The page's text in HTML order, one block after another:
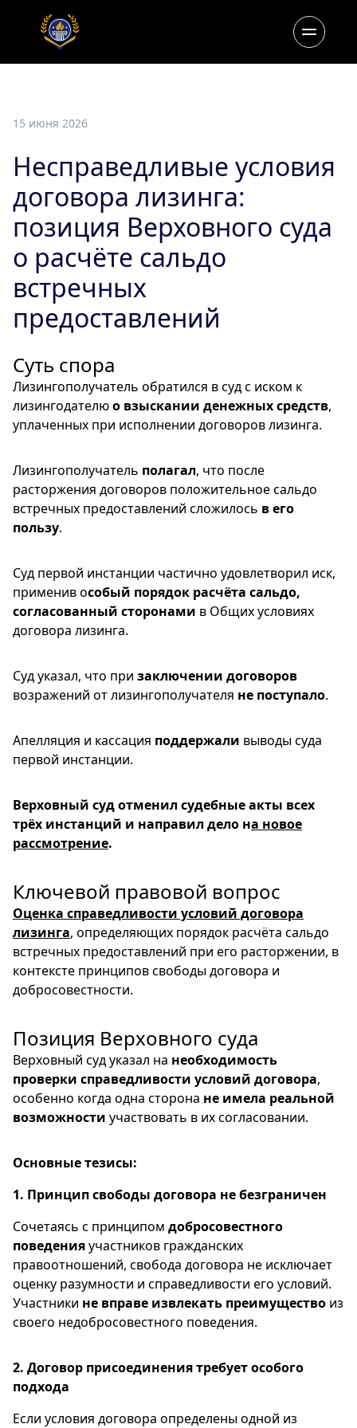
15 июня 2026
Несправедливые условия
договора лизинга:
позиция Верховного суда
о расчёте сальдо
встречных
предоставлений
Суть спора
Лизингополучатель обратился в суд с иском к
лизингодателюо взыскании денежных средств,
уплаченных при исполнении договоров лизинга.
Лизингополучатель полагал, что после
расторжения договоров положительное сальдо
встречных предоставлений сложилось в его
пользу.
Суд первой инстанции частично удовлетворил иск,
применив особый порядок расчёта сальдо,
согласованный сторонами в Общих условиях
договора лизинга.
Суд указал, что при заключении договоров
возражений от лизингополучателя не поступало.
Апелляция и кассация поддержали выводы суда
первой инстанции.
Верховный суд отменил судебные акты всех
трёх инстанций и направил дело на новое
рассмотрение.
Ключевой правовой вопрос
Оценка справедливости условий договора
лизинга, определяющих порядок расчёта сальдо
встречных предоставлений при его расторжении, в
контексте принципов свободы договора и
добросовестности.
Позиция Верховного суда
Верховный суд указал на необходимость
проверки справедливости условий договора,
особенно когда одна сторона не имела реальной
возможности участвовать в их согласовании.
Основные тезисы:
1. Принцип свободы договора не безграничен
Сочетаясь с принципом добросовестного
поведенияучастников гражданских
правоотношений, свобода договора не исключает
оценку разумности и справедливости его условий.
Участники не вправе извлекать преимущество из
своего недобросовестного поведения.
2. Договор присоединения требует особого
подхода
Если условия договора определены одной из